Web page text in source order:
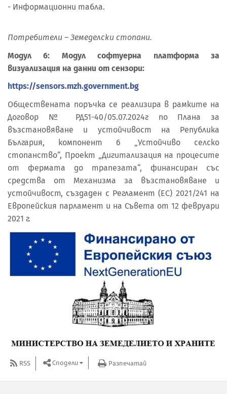
- Информационни табла.
Потребители – Земеделски стопани.
Модул 6: Модул софтуерна платформа за
визуализация на данни от сензори:
https://sensors.mzh.government.bg
Обществената поръчка се реализира в рамките на
Договор № РД51-40/05.07.2024г по Плана за
възстановяване и устойчивост на Република
България, компонент 6 „Устойчиво селско
стопанство“, Проект „Дигитализация на процесите
от фермата до трапезата“, финансиран със
средства от Механизма за възстановяване и
устойчивост, създаден с Регламент (ЕС) 2021/241 на
Европейския парламент и на Съвета от 12 февруари
2021 г.
RSS Сподели Разпечатай